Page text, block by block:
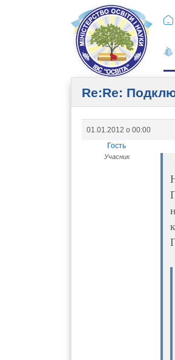
Re:Re:
01.01.2012 о 00:00
Гость
Учасник